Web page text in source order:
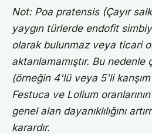
Not: Poa pratensis (Çayır
yaygın türlerde endofit
olarak bulunmaz veya ticari
aktarılamamıştır. Bu nedenle
(örneğin 4'lü veya 5'li
Festuca ve Lolium
genel alan dayanıklılığını
karardır.